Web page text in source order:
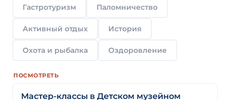
Гастротуризм Паломничество
Активный отдых История
Охота и рыбалка Оздоровление
ПОСМОТРЕТЬ
Мастер-классы в Детском музейном